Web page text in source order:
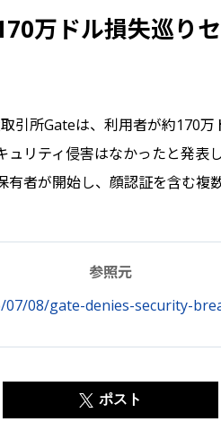
万ドル損失巡り
引所Gateは、利用者が約170
リティ侵害はなかったと発表
有者が開始し、顔認証を含む複
参照元
08/gate-denies-security-
ポスト